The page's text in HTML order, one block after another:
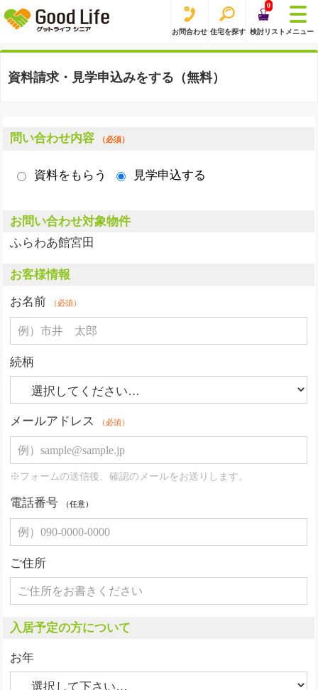
お問合わせ 住宅を探す
0
検討リスト メニュー
資料請求・見学申込みをする（無料）
問い合わせ内容 （必須）
資料をもらう 見学申込する
お問い合わせ対象物件
ふらわあ館宮田
お客様情報
お名前
（必須）
続柄
メールアドレス （必須）
※フォームの送信後、確認のメールをお送りします。
電話番号 （任意）
ご住所
入居予定の方について
お年